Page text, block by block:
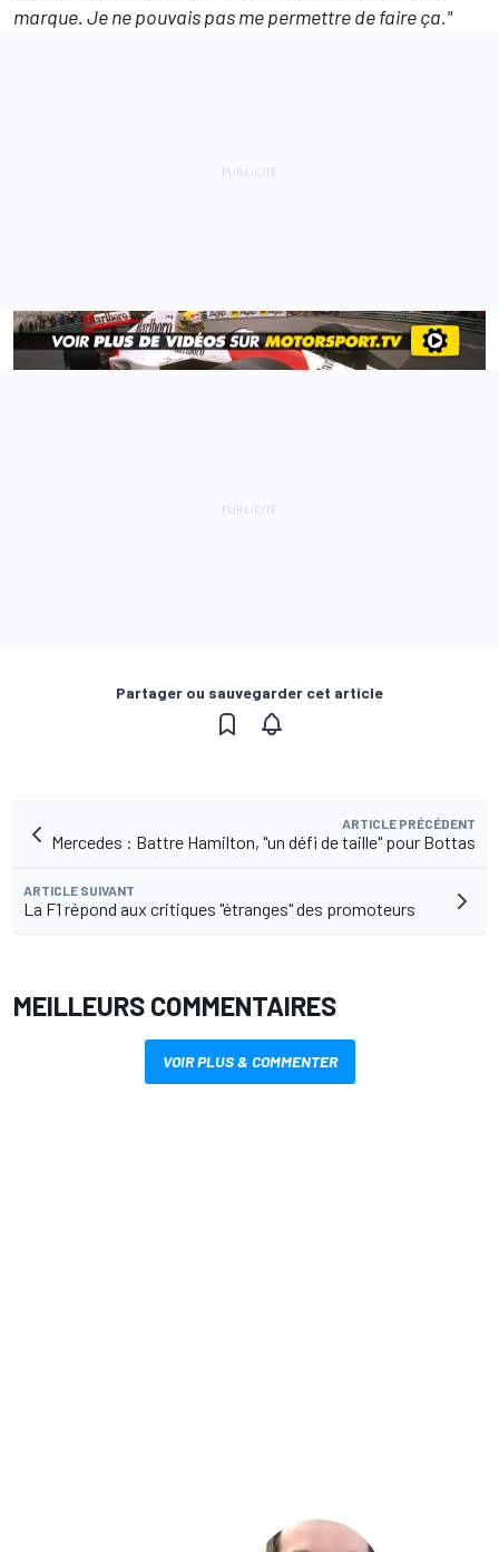
marque. Je ne pouvais pas me permettre de faire ça."
Partager ou sauvegarder cet article
ARTICLE PRÉCÉDENT
Mercedes : Battre Hamilton, "un défi de taille" pour Bottas
ARTICLE SUIVANT
La F1 répond aux critiques "étranges" des promoteurs
MEILLEURS COMMENTAIRES
VOIR PLUS & COMMENTER